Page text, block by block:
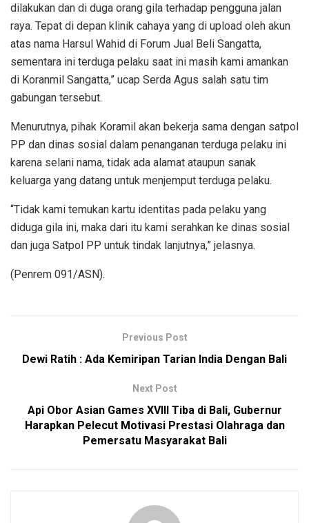
dilakukan dan di duga orang gila terhadap pengguna jalan
raya. Tepat di depan klinik cahaya yang di upload oleh akun
atas nama Harsul Wahid di Forum Jual Beli Sangatta,
sementara ini terduga pelaku saat ini masih kami amankan
di Koranmil Sangatta,” ucap Serda Agus salah satu tim
gabungan tersebut.
Menurutnya, pihak Koramil akan bekerja sama dengan satpol
PP dan dinas sosial dalam penanganan terduga pelaku ini
karena selani nama, tidak ada alamat ataupun sanak
keluarga yang datang untuk menjemput terduga pelaku.
“Tidak kami temukan kartu identitas pada pelaku yang
diduga gila ini, maka dari itu kami serahkan ke dinas sosial
dan juga Satpol PP untuk tindak lanjutnya,” jelasnya.
(Penrem 091/ASN).
Previous Post
Dewi Ratih : Ada Kemiripan Tarian India Dengan Bali
Next Post
Api Obor Asian Games XVIII Tiba di Bali, Gubernur
Harapkan Pelecut Motivasi Prestasi Olahraga dan
Pemersatu Masyarakat Bali